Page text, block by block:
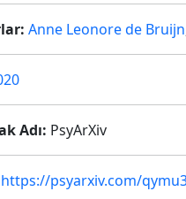
Anne Leonore de Bruijn
Adı: PsyArXiv
https://psyarxiv.com/